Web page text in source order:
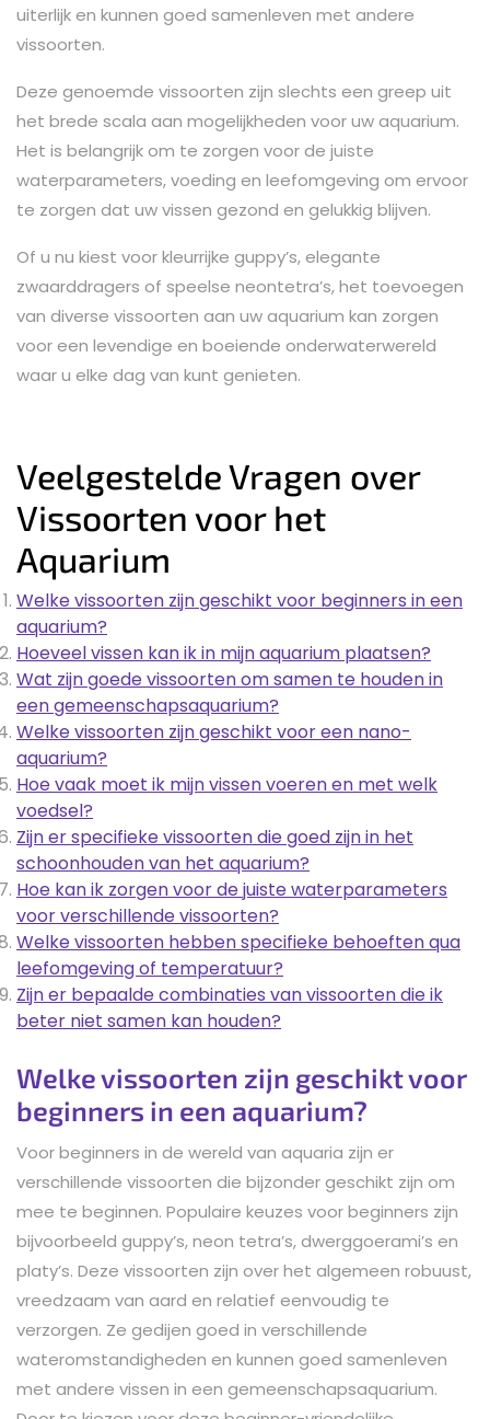
uiterlijk en kunnen goed samenleven met andere
vissoorten.
Deze genoemde vissoorten zijn slechts een greep uit
het brede scala aan mogelijkheden voor uw aquarium.
Het is belangrijk om te zorgen voor de juiste
waterparameters, voeding en leefomgeving om ervoor
te zorgen dat uw vissen gezond en gelukkig blijven.
Of u nu kiest voor kleurrijke guppy’s, elegante
zwaarddragers of speelse neontetra’s, het toevoegen
van diverse vissoorten aan uw aquarium kan zorgen
voor een levendige en boeiende onderwaterwereld
waar u elke dag van kunt genieten.
Veelgestelde Vragen over
Vissoorten voor het
Aquarium
Welke vissoorten zijn geschikt voor beginners in een
aquarium?
Hoeveel vissen kan ik in mijn aquarium plaatsen?
Wat zijn goede vissoorten om samen te houden in
een gemeenschapsaquarium?
Welke vissoorten zijn geschikt voor een nano-
aquarium?
Hoe vaak moet ik mijn vissen voeren en met welk
voedsel?
Zijn er specifieke vissoorten die goed zijn in het
schoonhouden van het aquarium?
Hoe kan ik zorgen voor de juiste waterparameters
voor verschillende vissoorten?
Welke vissoorten hebben specifieke behoeften qua
leefomgeving of temperatuur?
Zijn er bepaalde combinaties van vissoorten die ik
beter niet samen kan houden?
Welke vissoorten zijn geschikt voor
beginners in een aquarium?
Voor beginners in de wereld van aquaria zijn er
verschillende vissoorten die bijzonder geschikt zijn om
mee te beginnen. Populaire keuzes voor beginners zijn
bijvoorbeeld guppy’s, neon tetra’s, dwerggoerami’s en
platy’s. Deze vissoorten zijn over het algemeen robuust,
vreedzaam van aard en relatief eenvoudig te
verzorgen. Ze gedijen goed in verschillende
wateromstandigheden en kunnen goed samenleven
met andere vissen in een gemeenschapsaquarium.